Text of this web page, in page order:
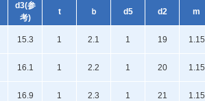
d3(参
考)
t ｂ d5 d2 m
15.3 1 2.1 1 19 1.15
16.1 1 2.2 1 20 1.15
16.9 1 2.3 1 21 1.15